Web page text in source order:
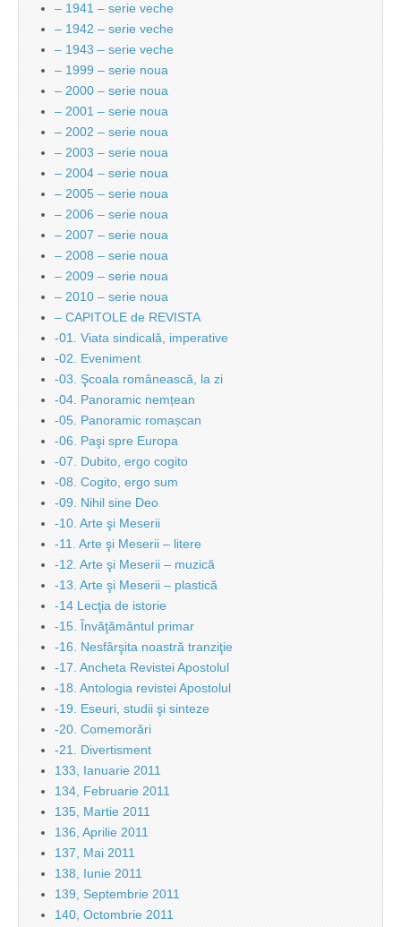
– 1941 – serie veche
– 1942 – serie veche
– 1943 – serie veche
– 1999 – serie noua
– 2000 – serie noua
– 2001 – serie noua
– 2002 – serie noua
– 2003 – serie noua
– 2004 – serie noua
– 2005 – serie noua
– 2006 – serie noua
– 2007 – serie noua
– 2008 – serie noua
– 2009 – serie noua
– 2010 – serie noua
– CAPITOLE de REVISTA
-01. Viata sindicală, imperative
-02. Eveniment
-03. Şcoala românească, la zi
-04. Panoramic nemțean
-05. Panoramic romașcan
-06. Paşi spre Europa
-07. Dubito, ergo cogito
-08. Cogito, ergo sum
-09. Nihil sine Deo
-10. Arte şi Meserii
-11. Arte şi Meserii – litere
-12. Arte şi Meserii – muzică
-13. Arte şi Meserii – plastică
-14 Lecţia de istorie
-15. Învăţământul primar
-16. Nesfârşita noastră tranziţie
-17. Ancheta Revistei Apostolul
-18. Antologia revistei Apostolul
-19. Eseuri, studii şi sinteze
-20. Comemorări
-21. Divertisment
133, Ianuarie 2011
134, Februarie 2011
135, Martie 2011
136, Aprilie 2011
137, Mai 2011
138, Iunie 2011
139, Septembrie 2011
140, Octombrie 2011